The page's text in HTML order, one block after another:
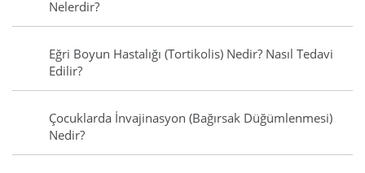
Nelerdir?
Eğri Boyun Hastalığı (Tortikolis) Nedir? Nasıl Tedavi
Edilir?
Çocuklarda İnvajinasyon (Bağırsak Düğümlenmesi)
Nedir?